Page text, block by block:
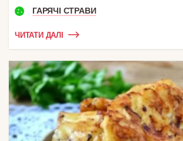
ГАРЯЧІ СТРАВИ
ЧИТАТИ ДАЛІ